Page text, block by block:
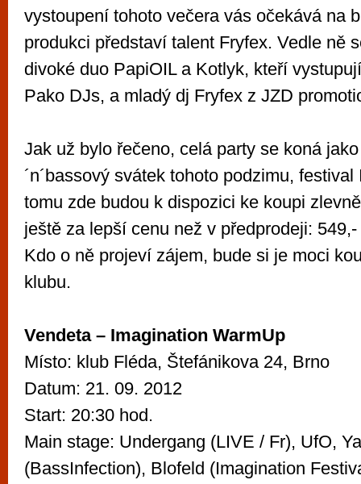
vystoupení tohoto večera vás očekává na
produkci představí talent Fryfex. Vedle ně
divoké duo PapiOIL a Kotlyk, kteří
Pako DJs, a mladý dj Fryfex z JZD
Jak už bylo řečeno, celá party se koná
´n´bassový svátek tohoto podzimu,
tomu zde budou k dispozici ke koupi
ještě za lepší cenu než v předprodeji:
Kdo o ně projeví zájem, bude si je moci
klubu.
Vendeta – Imagination WarmUp
Místo: klub Fléda, Štefánikova 24, Brno
Datum: 21. 09. 2012
Start: 20:30 hod.
Main stage: Undergang (LIVE / Fr), UfO,
(BassInfection), Blofeld (Imagination